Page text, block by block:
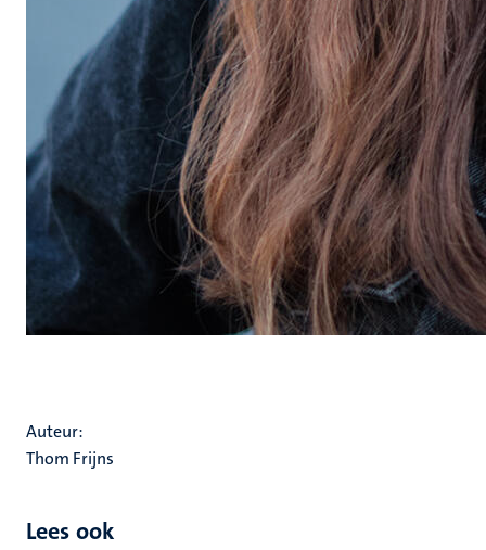
Auteur:
Thom Frijns
Lees ook